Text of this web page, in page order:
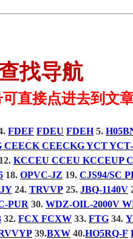
找导航
直接点进去到文
FDEF FDEU FDEH5.
CEECK CEECKG YCT
12. KCCEU CCEU KCCEUP
18. OPVC-JZ 19. CJS94/SC
24. TRVVP 25. JBQ-1140V
PUR 30. WDZ-OIL-2000V
32. FCX FCXW 33. FTG 34.
39.BXW 40.HO5RQ-F